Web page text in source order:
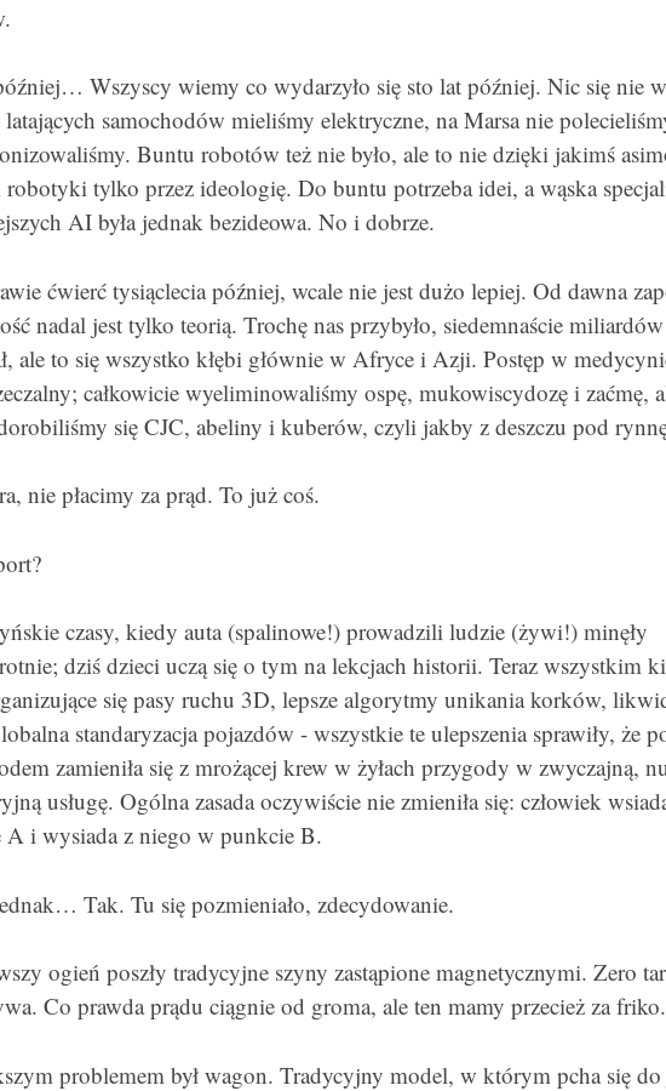
Wszyscy wiemy co wydarzyło się sto lat później. Nic się nie
samochodów mieliśmy elektryczne, na Marsa nie
Buntu robotów też nie było, ale to nie dzięki jakimś
robotyki tylko przez ideologię. Do buntu potrzeba idei, a wąska
AI była jednak bezideowa. No i dobrze.
ćwierć tysiąclecia później, wcale nie jest dużo lepiej. Od dawna
nadal jest tylko teorią. Trochę nas przybyło, siedemnaście
ale to się wszystko kłębi głównie w Afryce i Azji. Postęp w
całkowicie wyeliminowaliśmy ospę, mukowiscydozę i zaćmę,
się CJC, abeliny i kuberów, czyli jakby z deszczu pod
nie płacimy za prąd. To już coś.
czasy, kiedy auta (spalinowe!) prowadzili ludzie (żywi!) minęły
dziś dzieci uczą się o tym na lekcjach historii. Teraz wszystkim
się pasy ruchu 3D, lepsze algorytmy unikania korków,
standaryzacja pojazdów - wszystkie te ulepszenia sprawiły, że
zamieniła się z mrożącej krew w żyłach przygody w zwyczajną,
usługę. Ogólna zasada oczywiście nie zmieniła się: człowiek
A i wysiada z niego w punkcie B.
Tak. Tu się pozmieniało, zdecydowanie.
ogień poszły tradycyjne szyny zastąpione magnetycznymi. Zero
Co prawda prądu ciągnie od groma, ale ten mamy przecież za friko.
problemem był wagon. Tradycyjny model, w którym pcha się do